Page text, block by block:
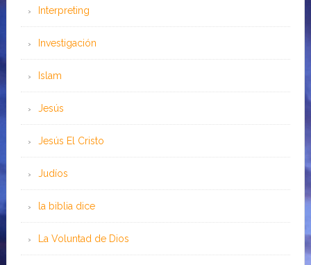
Interpreting
Investigación
Islam
Jesús
Jesús El Cristo
Judíos
la biblia dice
La Voluntad de Dios